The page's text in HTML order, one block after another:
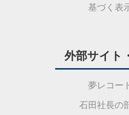
基づく表
外部サイト
夢レコー
石田社長の